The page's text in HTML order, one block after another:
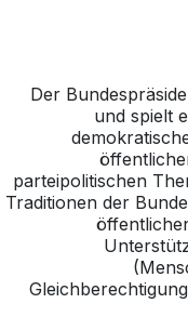
Der
und spielt
parteipolitischen
Traditionen der